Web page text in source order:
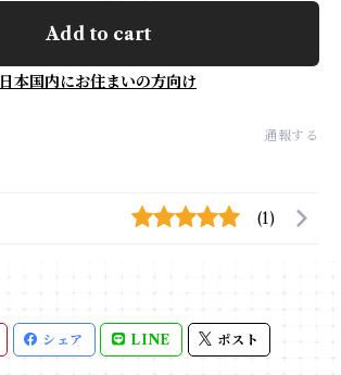
Add to cart
日本国内にお住まいの方向け
通報する
(1)
シェア LINE ポスト